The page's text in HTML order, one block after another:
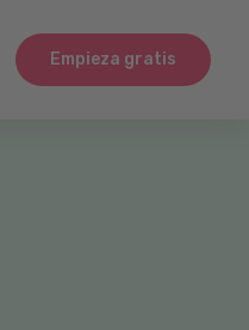
Empieza gratis